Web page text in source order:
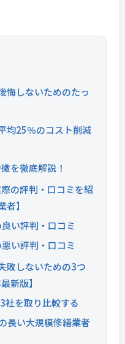
悔しないためのたっ
均25％のコスト削減
を徹底解説！
の評判・口コミを紹
】
い評判・口コミ
い評判・口コミ
敗しないための3つ
新版】
を取り比較する
長い大規模修繕業者